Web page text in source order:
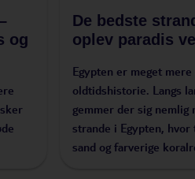
og
De bedste
oplev paradis
Egypten er meget
oldtidshistorie. Langs
gemmer der sig nemlig
strande i Egypten,
sand og farverige